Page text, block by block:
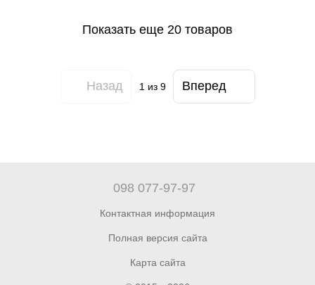
Показать еще 20 товаров
Назад 1 из 9 Вперед
098 077-97-97
Контактная информация
Полная версия сайта
Карта сайта